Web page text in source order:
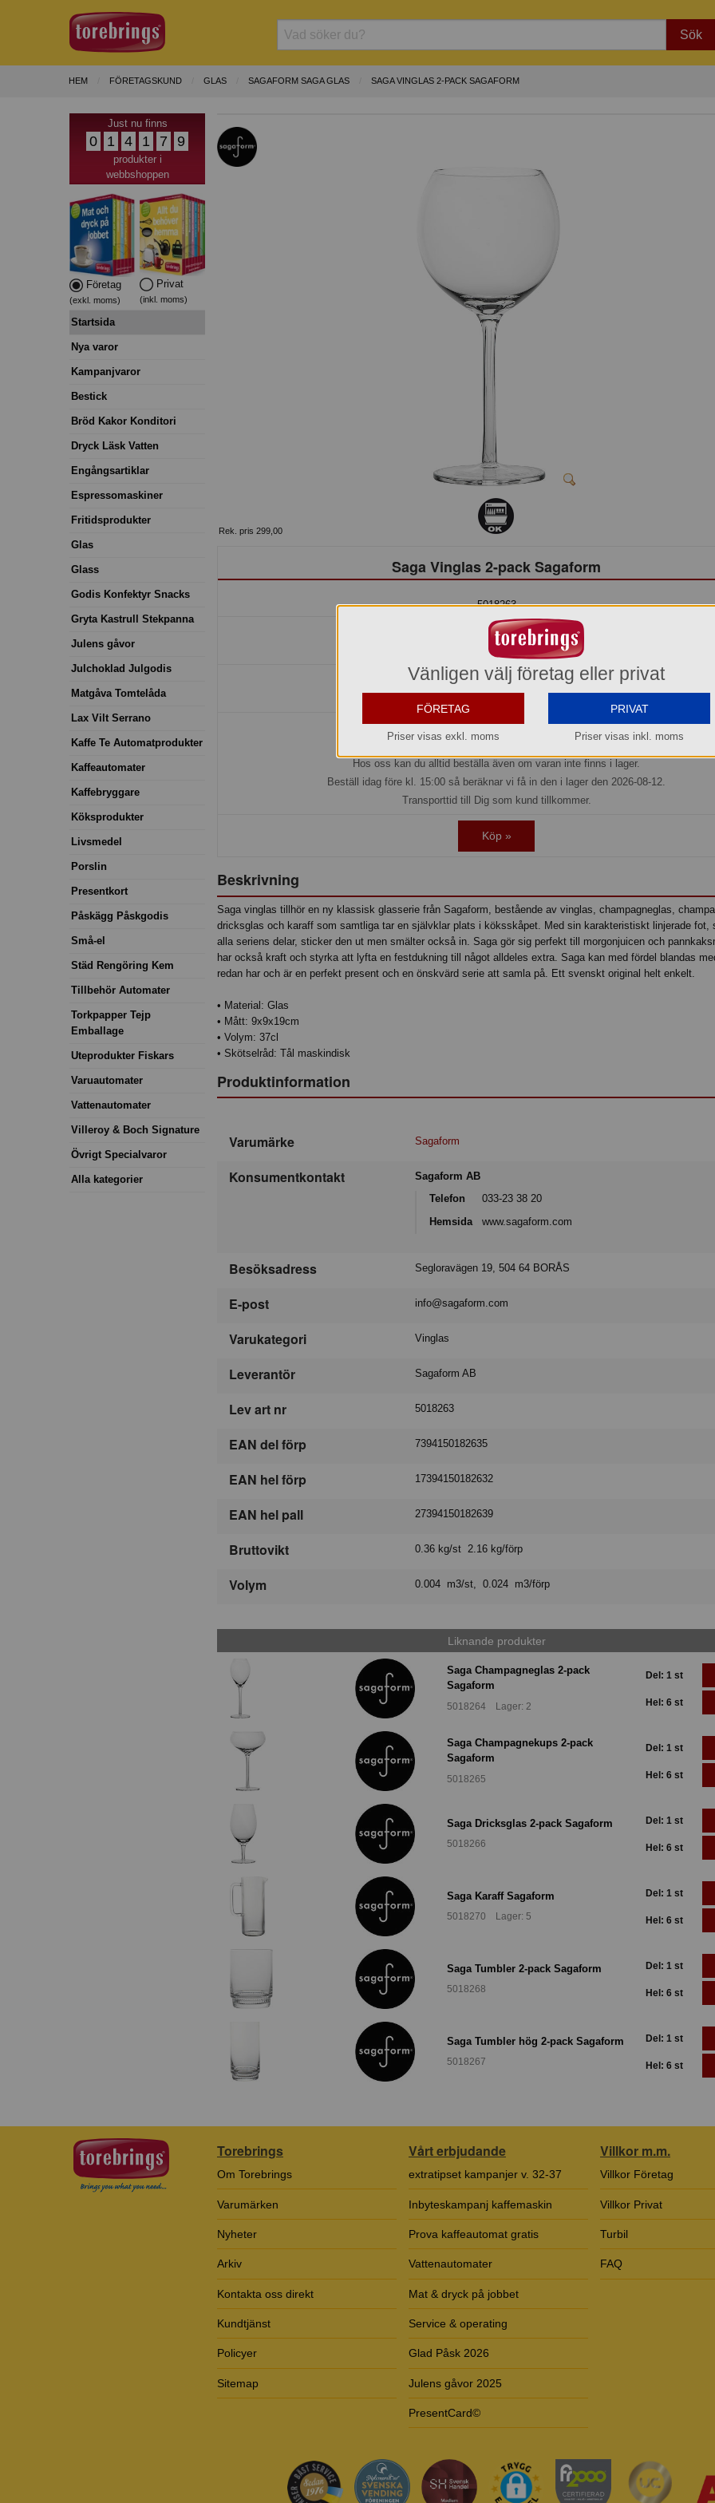
Sök
HEM FÖRETAGSKUND GLAS SAGAFORM SAGA GLAS SAGA VINGLAS 2-PACK SAGAFORM
Just nu finns
0 1 4 1 7 9
produkter i
webbshoppen
Företag
(exkl. moms)
Privat
(inkl. moms)
Startsida
Nya varor
Kampanjvaror
Bestick
Bröd Kakor Konditori
Dryck Läsk Vatten
Engångsartiklar
Espressomaskiner
Fritidsprodukter
Glas
Glass
Godis Konfektyr Snacks
Gryta Kastrull Stekpanna
Julens gåvor
Julchoklad Julgodis
Matgåva Tomtelåda
Lax Vilt Serrano
Kaffe Te Automatprodukter
Kaffeautomater
Kaffebryggare
Köksprodukter
Livsmedel
Porslin
Presentkort
Påskägg Påskgodis
Små-el
Städ Rengöring Kem
Tillbehör Automater
Torkpapper Tejp
Emballage
Uteprodukter Fiskars
Varuautomater
Vattenautomater
Villeroy & Boch Signature
Övrigt Specialvaror
Alla kategorier
Rek. pris 299,00
Saga Vinglas 2-pack Sagaform
5018263
179,10 kr
Del av förpackning = 2 st
1.074,60 kr
Jmf.pris:89,55kr/st
Hos oss kan du alltid beställa även om varan inte finns i lager.
Beställ idag före kl. 15:00 så beräknar vi få in den i lager den 2026-08-12.
Transporttid till Dig som kund tillkommer.
Köp »
Beskrivning
Saga vinglas tillhör en ny klassisk glasserie från Sagaform, bestående av vinglas, champagneglas,
dricksglas och karaff som samtliga tar en självklar plats i köksskåpet. Med sin karakteristiskt linjerade fot,
alla seriens delar, sticker den ut men smälter också in. Saga gör sig perfekt till morgonjuicen och
har också kraft och styrka att lyfta en festdukning till något alldeles extra. Saga kan med fördel blandas
redan har och är en perfekt present och en önskvärd serie att samla på. Ett svenskt original helt enkelt.
• Material: Glas
• Mått: 9x9x19cm
• Volym: 37cl
• Skötselråd: Tål maskindisk
Produktinformation
Varumärke Sagaform
Konsumentkontakt
Sagaform AB
Telefon
033-23 38 20
Hemsida
www.sagaform.com
Besöksadress Segloravägen 19, 504 64 BORÅS
E-post info@sagaform.com
Varukategori Vinglas
Leverantör Sagaform AB
Lev art nr 5018263
EAN del förp 7394150182635
EAN hel förp 17394150182632
EAN hel pall 27394150182639
Bruttovikt 0.36 kg/st 2.16 kg/förp
Volym 0.004 m3/st, 0.024 m3/förp
Liknande produkter
Saga Champagneglas 2-pack
Sagaform
5018264 Lager: 2
Del: 1 st
Hel: 6 st
Saga Champagnekups 2-pack
Sagaform
5018265
Del: 1 st
Hel: 6 st
Saga Dricksglas 2-pack Sagaform
5018266
Del: 1 st
Hel: 6 st
Saga Karaff Sagaform
5018270 Lager: 5
Del: 1 st
Hel: 6 st
Saga Tumbler 2-pack Sagaform
5018268
Del: 1 st
Hel: 6 st
Saga Tumbler hög 2-pack Sagaform
5018267
Del: 1 st
Hel: 6 st
Torebrings
Om Torebrings
Varumärken
Nyheter
Arkiv
Kontakta oss direkt
Kundtjänst
Policyer
Sitemap
Vårt erbjudande
extratipset kampanjer v. 32-37
Inbyteskampanj kaffemaskin
Prova kaffeautomat gratis
Vattenautomater
Mat & dryck på jobbet
Service & operating
Glad Påsk 2026
Julens gåvor 2025
PresentCard©
Villkor m.m.
Villkor Företag
Villkor Privat
Turbil
FAQ
Vänligen välj företag eller privat
FÖRETAG
Priser visas exkl. moms
PRIVAT
Priser visas inkl. moms